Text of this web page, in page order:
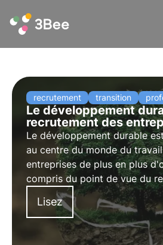
recrutement transition
Le développement
recrutement des
Le développement durable
au centre du monde du
entreprises de plus en plus
compris du point de vue du
Découvrez comment cette
dynamique des entreprises
développement durable peut
pour attirer des talents dans
Lisez